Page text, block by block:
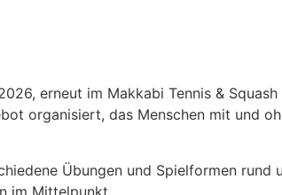
erneut im Makkabi Tennis &
organisiert, das Menschen mit und
Übungen und Spielformen rund
im Mittelpunkt.